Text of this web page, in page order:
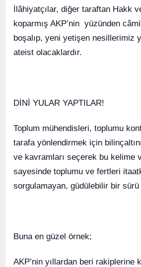
İlâhiyatçılar, diğer taraftan Hakk
koparmış AKP’nin yüzünden
boşalıp, yeni yetişen nesillerimiz
ateist olacaklardır.
DİNİ YULAR YAPTILAR!
Toplum mühendisleri, toplumu
tarafa yönlendirmek için
ve kavramları seçerek bu kelime
sayesinde toplumu ve fertleri
sorgulamayan, güdülebilir bir
Buna en güzel örnek;
AKP’nin yıllardan beri rakiplerine